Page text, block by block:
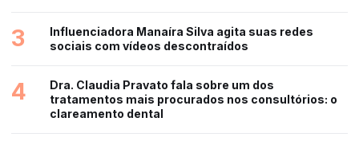
3
Influenciadora Manaíra Silva agita suas redes
sociais com vídeos descontraídos
4
Dra. Claudia Pravato fala sobre um dos
tratamentos mais procurados nos consultórios: o
clareamento dental